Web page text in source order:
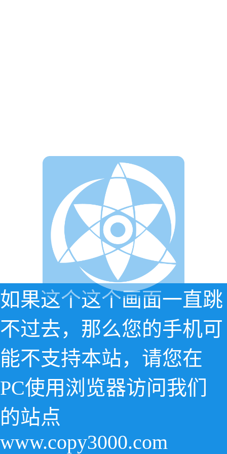
如果这个这个画面一直跳
不过去，那么您的手机可
能不支持本站，请您在
PC使用浏览器访问我们
的站点
www.copy3000.com